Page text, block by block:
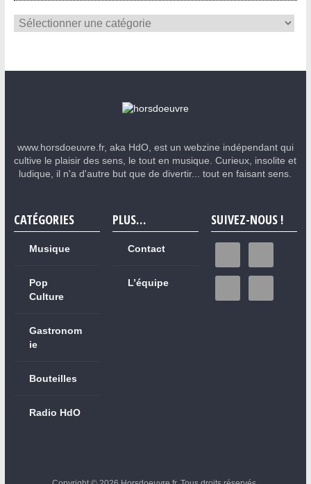
www.horsdoeuvre.fr, aka HdO, est un webzine indépendant qui
cultive le plaisir des sens, le tout en musique. Curieux, insolite et
ludique, il n'a d'autre but que de divertir... tout en faisant sens.
CATÉGORIES
Musique
Pop
Culture
Gastronom
ie
Bouteilles
Radio HdO
PLUS…
Contact
L’équipe
SUIVEZ-NOUS !